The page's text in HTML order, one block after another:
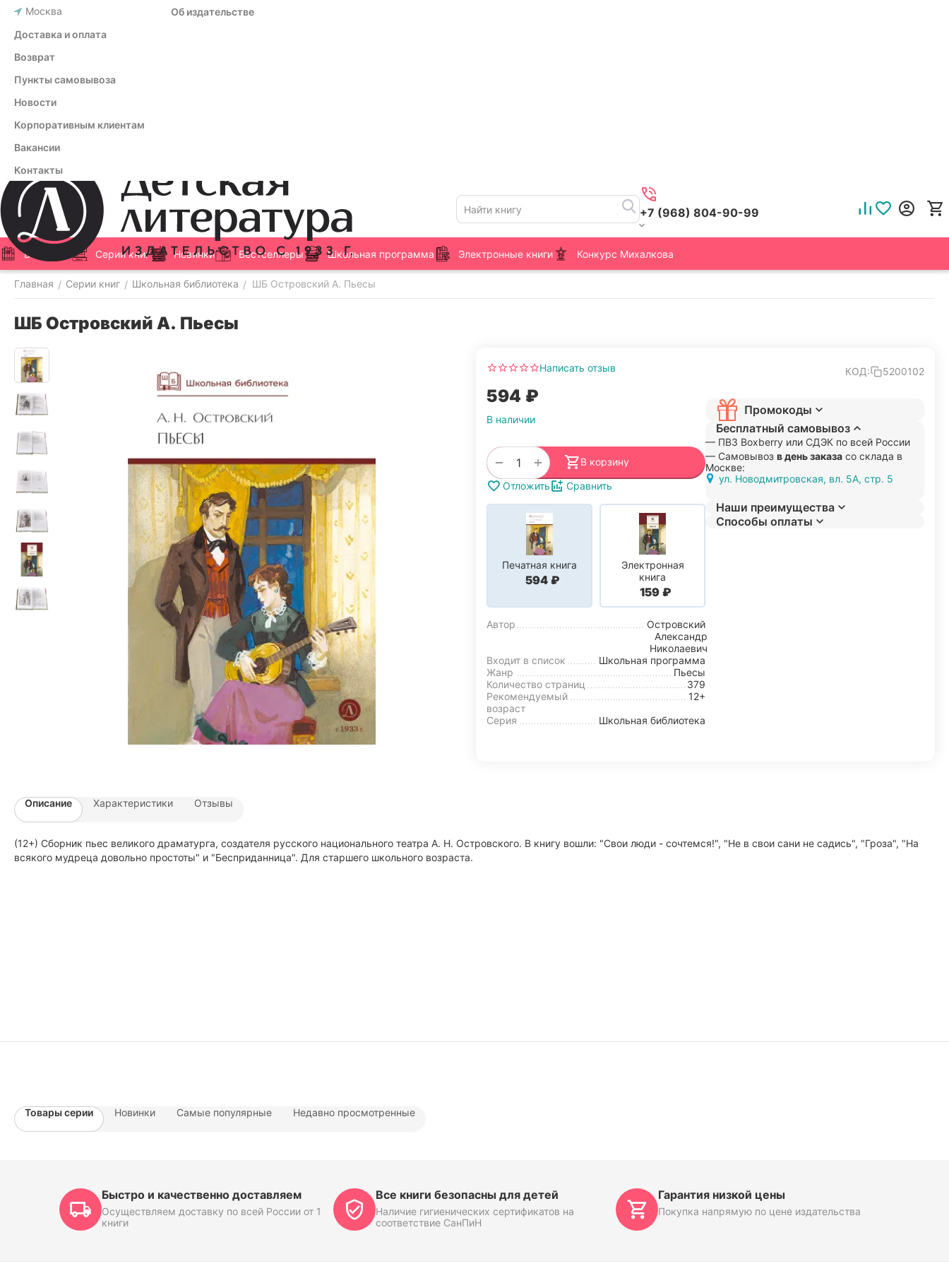
Москва
Об издательстве
Доставка и оплата
Возврат
Пункты самовывоза
Новости
Корпоративным клиентам
Вакансии
Контакты
+7 (968) 804-90-99
Все книги Серии книг Новинки Бестселлеры Школьная программа Электронные книги Конкурс Михалкова
Главная / Серии книг / Школьная библиотека / ШБ Островский А. Пьесы
ШБ Островский А. Пьесы
Написать отзыв КОД: 5200102
‍594‍ ₽
В наличии
+
−
В корзину
Отложить
Сравнить
Печатная книга
‍594‍ ₽
Электронная
книга
‍159‍ ₽
Автор
Островский
Александр
Николаевич
Входит в список
Школьная программа
Жанр
Пьесы
Количество страниц
379
Рекомендуемый
возраст
12+
Серия
Школьная библиотека
Промокоды
Бесплатный самовывоз
— ПВЗ Boxberry или СДЭК по всей России
— Самовывоз в день заказа со склада в
Москве:
ул. Новодмитровская, вл. 5А, стр. 5
Наши преимущества
Способы оплаты
Описание Характеристики Отзывы
(12+) Сборник пьес великого драматурга, создателя русского национального театра А. Н. Островского. В книгу вошли: "Свои люди - сочтемся!", "Не в свои сани не садись", "Гроза", "На
всякого мудреца довольно простоты" и "Бесприданница". Для старшего школьного возраста.
Товары серии Новинки Самые популярные Недавно просмотренные
Быстро и качественно доставляем
Осуществляем доставку по всей России от 1
книги
Все книги безопасны для детей
Наличие гигиенических сертификатов на
соответствие СанПиН
Гарантия низкой цены
Покупка напрямую по цене издательства